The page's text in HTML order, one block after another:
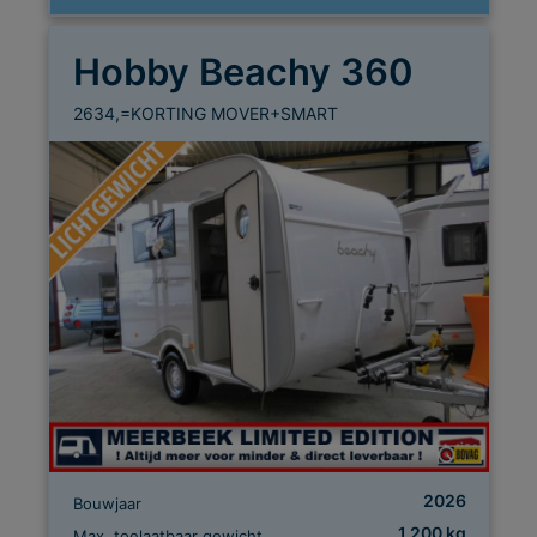
Hobby Beachy 360
2634,=KORTING MOVER+SMART
Bouwjaar 2026